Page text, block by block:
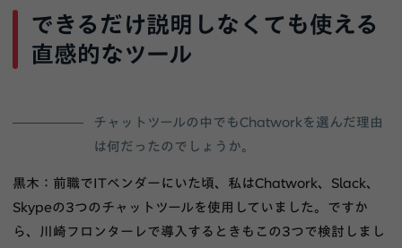
できるだけ説明しなくても使える
直感的なツール
チャットツールの中でもChatworkを選んだ理由
は何だったのでしょうか。
黒木：前職でITベンダーにいた頃、私はChatwork、Slack、
Skypeの3つのチャットツールを使用していました。ですか
ら、川崎フロンターレで導入するときもこの3つで検討しまし